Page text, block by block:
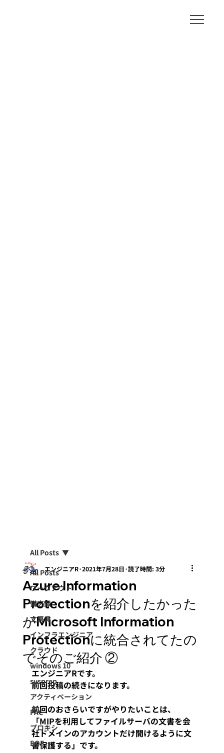
All Posts
ワークアウト
備忘録
文房具
インフラエンジニア
クラウド
windows 10
sysprep
アクティベーション
PAC
プロキシ
EOF
All Posts
Azure Information
Protectionを紹介したかった
がMicrosoft Information
Protectionに統合されてたの
でそのご紹介 ②
エンジニアR 2021年7月28日 読了時間: 3分
エンジニアRです。
前回投稿の続きになります。
前回のおさらいですがやりたいことは、
「MIPを利用してファイルサーバの文書を会
社ドメインのアカウントだけ開けるように文
書保護する」です。